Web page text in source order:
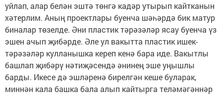
уйлап, алар белән эштә төнгә кадәр утырып кайтканын
хәтерлим. Аның проектлары буенча шәһәрдә бик матур
биналар төзелде. Әни пластик тәрәзәләр ясау буенча үз
эшен ачып җибәрде. Әле ул вакытта пластик ишек-
тәрәзәләр кулланышка кереп кенә бара иде. Вакытлы
башлап җибәрү нәтиҗәсендә әнинең эше уңышлы
барды. Икесе дә эшләренә бирелгән кеше буларак,
миннән кала башка бала алып кайтырга теләмәгәннәр